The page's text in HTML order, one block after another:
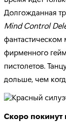
Долгожданная
Mind Control
фирменного
пистолетов.
дольше, чем
Скоро покинут